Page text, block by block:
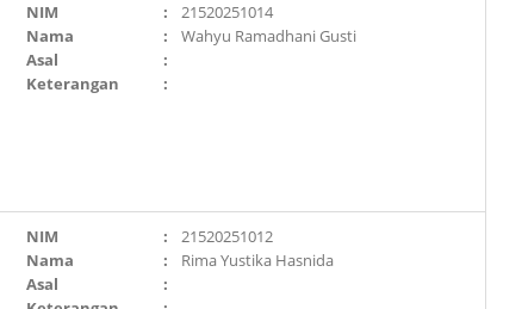
NIM :
21520251014
Nama
:
Wahyu Ramadhani Gusti
Asal
:
Keterangan
:
NIM :
21520251012
Nama
:
Rima Yustika Hasnida
Asal
: